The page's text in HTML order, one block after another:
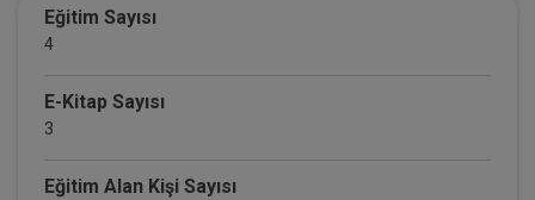
Eğitim Sayısı
4
E-Kitap Sayısı
3
Eğitim Alan Kişi Sayısı